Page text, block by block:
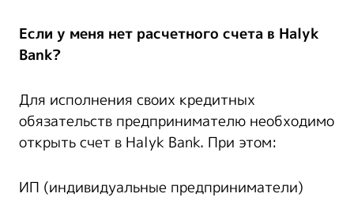
Если у меня нет расчетного счета в Halyk
Bank?
Для исполнения своих кредитных
обязательств предпринимателю необходимо
открыть счет в Halyk Bank. При этом:
ИП (индивидуальные предприниматели)